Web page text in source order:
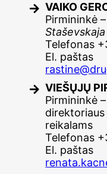
VAIKO
Pirmininkė
Staševskaja
Telefonas
El. paštas
VIEŠŲJŲ
Pirmininkė –
reikalams
Telefonas
El. paštas